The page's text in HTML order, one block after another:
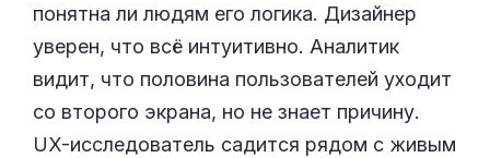
понятна ли людям его логика. Дизайнер
уверен, что всё интуитивно. Аналитик
видит, что половина пользователей уходит
со второго экрана, но не знает причину.
UX-исследователь садится рядом с живым